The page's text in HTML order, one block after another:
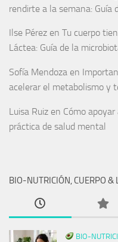
rendirte a la semana: Guía
Ilse Pérez en Tu cuerpo
Láctea: Guía de la
Sofía Mendoza en
acelerar el metabolismo y
Luisa Ruiz en Cómo
práctica de salud mental
BIO-NUTRICIÓN, CUERPO &
BIO-